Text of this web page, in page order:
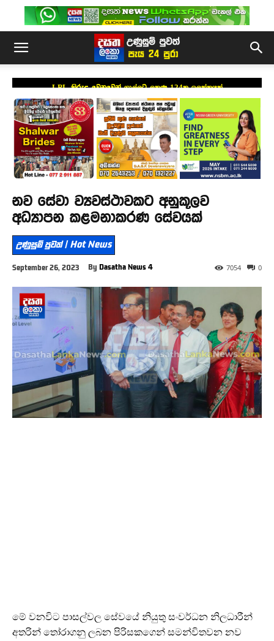
LPL කිරුළ වෙනුවෙන් ගාල්ලට ලකුණු 124ක ඉලක්කයක්
නව සේවා ව්‍යවස්ථාවකට අනුකූලව
අධ්‍යාපන කළමනාකරණ සේවයක්
උණුසුම් පුවත් | Hot News
September 26, 2023 By Dasatha News 4 0
7054
මේ වනවිට පාසල්වල සේවයේ නියුතු සංවර්ධන නිලධාරීන්
අතරින් තෝරාගනු ලබන පිරිසකගෙන් සමන්විතවන නව